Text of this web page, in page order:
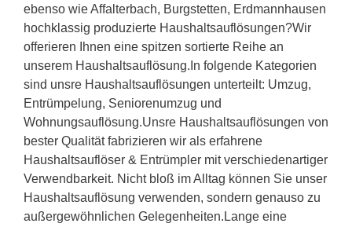
ebenso wie Affalterbach, Burgstetten, Erdmannhausen
hochklassig produzierte Haushaltsauflösungen?Wir
offerieren Ihnen eine spitzen sortierte Reihe an
unserem Haushaltsauflösung.In folgende Kategorien
sind unsre Haushaltsauflösungen unterteilt: Umzug,
Entrümpelung, Seniorenumzug und
Wohnungsauflösung.Unsre Haushaltsauflösungen von
bester Qualität fabrizieren wir als erfahrene
Haushaltsauflöser & Entrümpler mit verschiedenartiger
Verwendbarkeit. Nicht bloß im Alltag können Sie unser
Haushaltsauflösung verwenden, sondern genauso zu
außergewöhnlichen Gelegenheiten.Lange eine